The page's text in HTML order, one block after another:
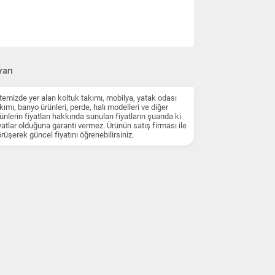
yer alan koltuk takımı, mobilya, yatak odası
banyo ürünleri, perde, halı modelleri ve diğer
fiyatları hakkında sunulan fiyatların şuanda ki
olduğuna garanti vermez. Ürünün satış firması ile
güncel fiyatını öğrenebilirsiniz.